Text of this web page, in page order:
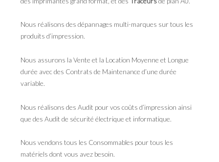
Nous réalisons des dépannages multi-marques sur tous les
produits d’impression.
Nous assurons la Vente et la Location Moyenne et Longue
durée avec des Contrats de Maintenance d’une durée
variable.
Nous réalisons des Audit pour vos coûts d’impression ainsi
que des Audit de sécurité électrique et informatique.
Nous vendons tous les Consommables pour tous les
matériels dont vous avez besoin.